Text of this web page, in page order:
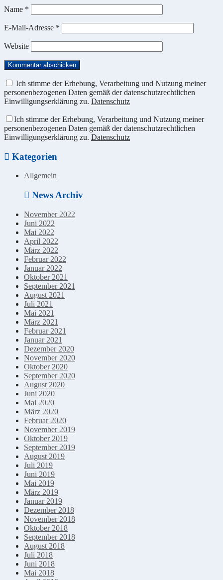
Name *
E-Mail-Adresse *
Website
Ich stimme der Erhebung, Verarbeitung und Nutzung meiner
personenbezogenen Daten gemäß der datenschutzrechtlichen
Einwilligungserklärung zu. Datenschutz
Ich stimme der Erhebung, Verarbeitung und Nutzung meiner
personenbezogenen Daten gemäß der datenschutzrechtlichen
Einwilligungserklärung zu. Datenschutz
Kategorien
Allgemein
News Archiv
November 2022
Juni 2022
Mai 2022
April 2022
März 2022
Februar 2022
Januar 2022
Oktober 2021
September 2021
August 2021
Juli 2021
Mai 2021
März 2021
Februar 2021
Januar 2021
Dezember 2020
November 2020
Oktober 2020
September 2020
August 2020
Juni 2020
Mai 2020
März 2020
Februar 2020
November 2019
Oktober 2019
September 2019
August 2019
Juli 2019
Juni 2019
Mai 2019
März 2019
Januar 2019
Dezember 2018
November 2018
Oktober 2018
September 2018
August 2018
Juli 2018
Juni 2018
Mai 2018